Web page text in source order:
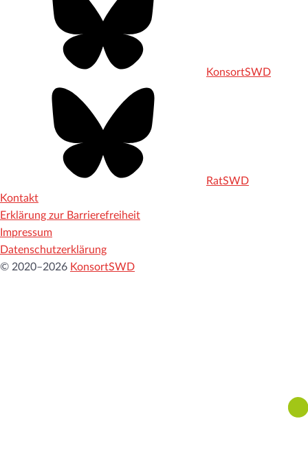
KonsortSWD
RatSWD
Kontakt
Erklärung zur Barrierefreiheit
Impressum
Datenschutzerklärung
© 2020–2026 KonsortSWD